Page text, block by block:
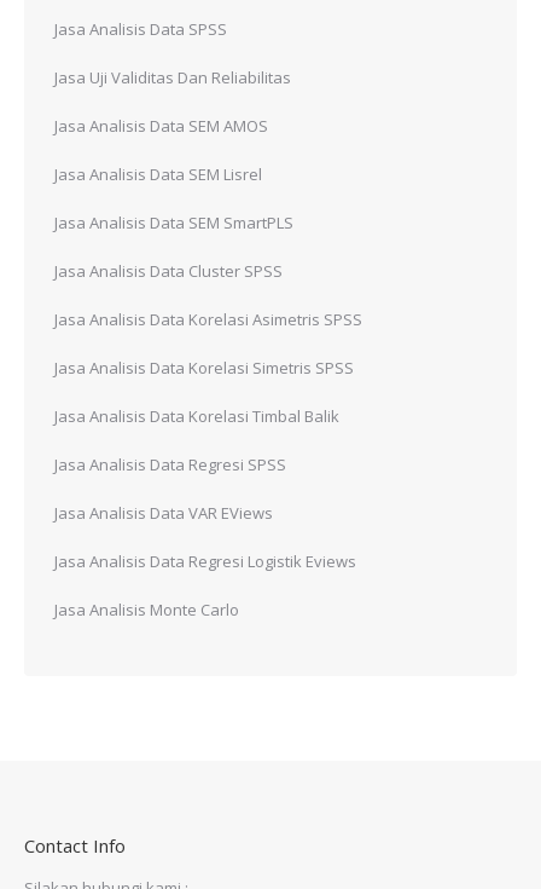
Jasa Analisis Data SPSS
Jasa Uji Validitas Dan Reliabilitas
Jasa Analisis Data SEM AMOS
Jasa Analisis Data SEM Lisrel
Jasa Analisis Data SEM SmartPLS
Jasa Analisis Data Cluster SPSS
Jasa Analisis Data Korelasi Asimetris SPSS
Jasa Analisis Data Korelasi Simetris SPSS
Jasa Analisis Data Korelasi Timbal Balik
Jasa Analisis Data Regresi SPSS
Jasa Analisis Data VAR EViews
Jasa Analisis Data Regresi Logistik Eviews
Jasa Analisis Monte Carlo
Contact Info